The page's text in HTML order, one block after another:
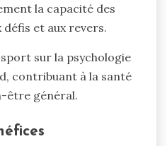
la capacité des
et aux revers.
sur la psychologie
contribuant à la santé
être général.